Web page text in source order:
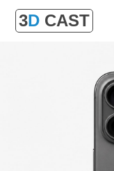
3D CAST